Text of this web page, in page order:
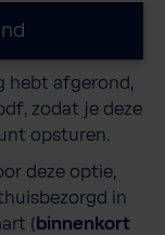
c
t
e
h
o
hebt afgerond,
zodat je deze
opsturen.
deze optie,
in
( binnenkort